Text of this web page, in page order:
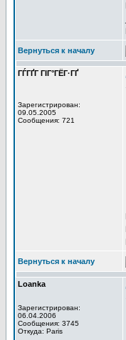
Вернуться к началу
ГЃГҐГ ГІГ°ГЁГ·ГҐ
Зарегистрирован:
09.05.2005
Сообщения: 721
Вернуться к началу
Loanka
Зарегистрирован:
06.04.2006
Сообщения: 3745
Откуда: Paris